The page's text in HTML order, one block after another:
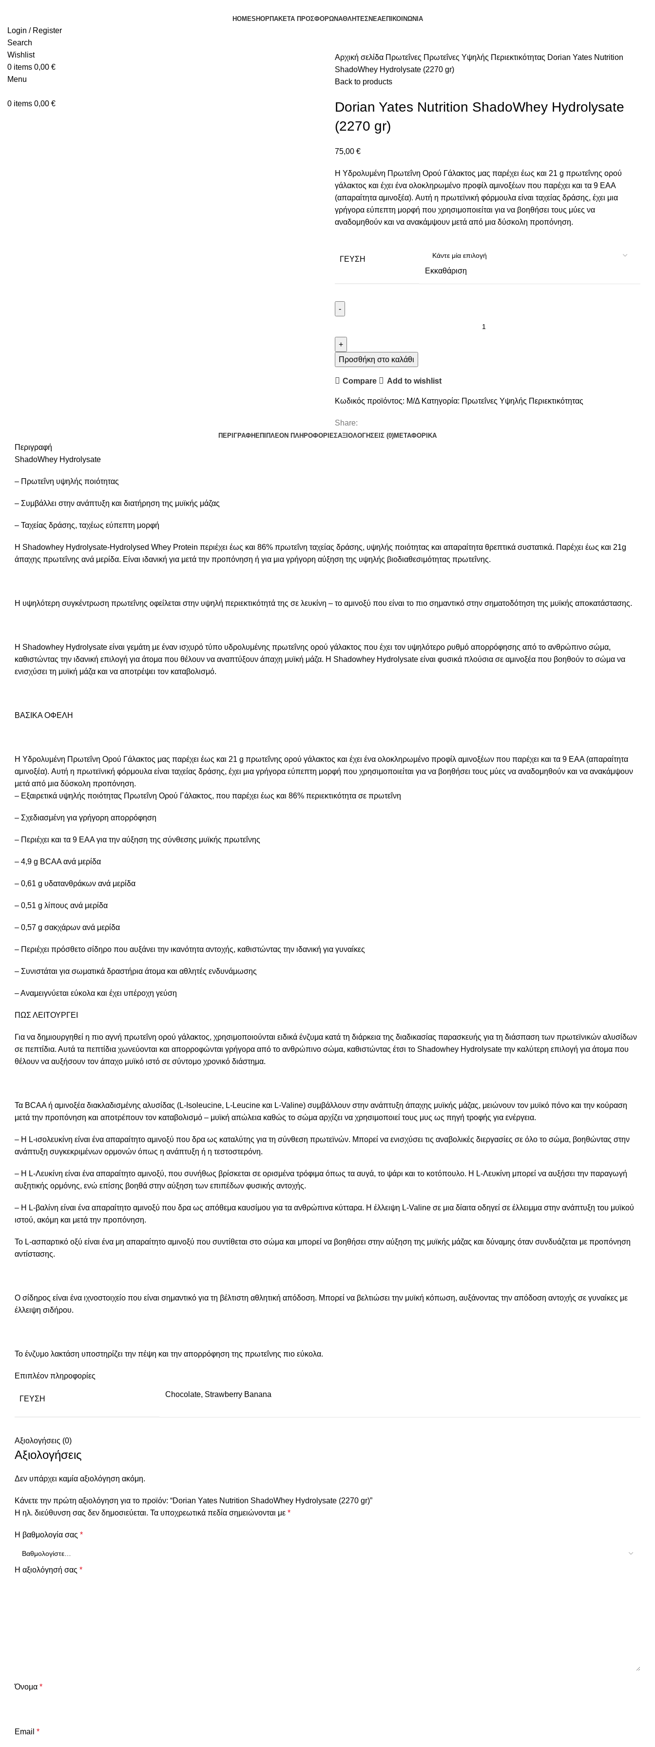
HOMESHOPΠΑΚΕΤΑ ΠΡΟΣΦΟΡΩΝΑΘΛΗΤΕΣΝΕΑΕΠΙΚΟΙΝΩΝΙΑ
Login / Register
Search
Wishlist
0 items 0,00 €
Menu
0 items 0,00 €
Αρχική σελίδα Πρωτεΐνες Πρωτεΐνες Υψηλής Περιεκτικότητας Dorian Yates Nutrition
ShadoWhey Hydrolysate (2270 gr)
Back to products
Dorian Yates Nutrition ShadoWhey Hydrolysate
(2270 gr)
75,00 €
Η Υδρολυμένη Πρωτεΐνη Ορού Γάλακτος μας παρέχει έως και 21 g πρωτεΐνης ορού
γάλακτος και έχει ένα ολοκληρωμένο προφίλ αμινοξέων που παρέχει και τα 9 EAA
(απαραίτητα αμινοξέα). Αυτή η πρωτεϊνική φόρμουλα είναι ταχείας δράσης, έχει μια
γρήγορα εύπεπτη μορφή που χρησιμοποιείται για να βοηθήσει τους μύες να
αναδομηθούν και να ανακάμψουν μετά από μια δύσκολη προπόνηση.
ΓΕΥΣΗ
Εκκαθάριση
Προσθήκη στο καλάθι
Compare Add to wishlist
Κωδικός προϊόντος: Μ/Δ Κατηγορία: Πρωτεΐνες Υψηλής Περιεκτικότητας
Share:
ΠΕΡΙΓΡΑΦΉ ΕΠΙΠΛΈΟΝ ΠΛΗΡΟΦΟΡΊΕΣΑΞΙΟΛΟΓΉΣΕΙΣ (0)ΜΕΤΑΦΟΡΙΚΑ
Περιγραφή
ShadoWhey Hydrolysate
– Πρωτεΐνη υψηλής ποιότητας
– Συμβάλλει στην ανάπτυξη και διατήρηση της μυϊκής μάζας
– Ταχείας δράσης, ταχέως εύπεπτη μορφή
Η Shadowhey Hydrolysate-Hydrolysed Whey Protein περιέχει έως και 86% πρωτεΐνη ταχείας δράσης, υψηλής ποιότητας και απαραίτητα θρεπτικά συστατικά. Παρέχει έως και 21g
άπαχης πρωτεΐνης ανά μερίδα. Είναι ιδανική για μετά την προπόνηση ή για μια γρήγορη αύξηση της υψηλής βιοδιαθεσιμότητας πρωτεΐνης.
Η υψηλότερη συγκέντρωση πρωτεΐνης οφείλεται στην υψηλή περιεκτικότητά της σε λευκίνη – το αμινοξύ που είναι το πιο σημαντικό στην σηματοδότηση της μυϊκής αποκατάστασης.
Η Shadowhey Hydrolysate είναι γεμάτη με έναν ισχυρό τύπο υδρολυμένης πρωτεΐνης ορού γάλακτος που έχει τον υψηλότερο ρυθμό απορρόφησης από το ανθρώπινο σώμα,
καθιστώντας την ιδανική επιλογή για άτομα που θέλουν να αναπτύξουν άπαχη μυϊκή μάζα. Η Shadowhey Hydrolysate είναι φυσικά πλούσια σε αμινοξέα που βοηθούν το σώμα να
ενισχύσει τη μυϊκή μάζα και να αποτρέψει τον καταβολισμό.
ΒΑΣΙΚΑ ΟΦΕΛΗ
Η Υδρολυμένη Πρωτεΐνη Ορού Γάλακτος μας παρέχει έως και 21 g πρωτεΐνης ορού γάλακτος και έχει ένα ολοκληρωμένο προφίλ αμινοξέων που παρέχει και τα 9 EAA (απαραίτητα
αμινοξέα). Αυτή η πρωτεϊνική φόρμουλα είναι ταχείας δράσης, έχει μια γρήγορα εύπεπτη μορφή που χρησιμοποιείται για να βοηθήσει τους μύες να αναδομηθούν και να ανακάμψουν
μετά από μια δύσκολη προπόνηση.
– Εξαιρετικά υψηλής ποιότητας Πρωτεΐνη Ορού Γάλακτος, που παρέχει έως και 86% περιεκτικότητα σε πρωτεΐνη
– Σχεδιασμένη για γρήγορη απορρόφηση
– Περιέχει και τα 9 EAA για την αύξηση της σύνθεσης μυϊκής πρωτεΐνης
– 4,9 g BCAA ανά μερίδα
– 0,61 g υδατανθράκων ανά μερίδα
– 0,51 g λίπους ανά μερίδα
– 0,57 g σακχάρων ανά μερίδα
– Περιέχει πρόσθετο σίδηρο που αυξάνει την ικανότητα αντοχής, καθιστώντας την ιδανική για γυναίκες
– Συνιστάται για σωματικά δραστήρια άτομα και αθλητές ενδυνάμωσης
– Αναμειγνύεται εύκολα και έχει υπέροχη γεύση
ΠΩΣ ΛΕΙΤΟΥΡΓΕΙ
Για να δημιουργηθεί η πιο αγνή πρωτεΐνη ορού γάλακτος, χρησιμοποιούνται ειδικά ένζυμα κατά τη διάρκεια της διαδικασίας παρασκευής για τη διάσπαση των πρωτεϊνικών αλυσίδων
σε πεπτίδια. Αυτά τα πεπτίδια χωνεύονται και απορροφώνται γρήγορα από το ανθρώπινο σώμα, καθιστώντας έτσι το Shadowhey Hydrolysate την καλύτερη επιλογή για άτομα που
θέλουν να αυξήσουν τον άπαχο μυϊκό ιστό σε σύντομο χρονικό διάστημα.
Τα BCAA ή αμινοξέα διακλαδισμένης αλυσίδας (L-Isoleucine, L-Leucine και L-Valine) συμβάλλουν στην ανάπτυξη άπαχης μυϊκής μάζας, μειώνουν τον μυϊκό πόνο και την κούραση
μετά την προπόνηση και αποτρέπουν τον καταβολισμό – μυϊκή απώλεια καθώς το σώμα αρχίζει να χρησιμοποιεί τους μυς ως πηγή τροφής για ενέργεια.
– Η L-ισολευκίνη είναι ένα απαραίτητο αμινοξύ που δρα ως καταλύτης για τη σύνθεση πρωτεϊνών. Μπορεί να ενισχύσει τις αναβολικές διεργασίες σε όλο το σώμα, βοηθώντας στην
ανάπτυξη συγκεκριμένων ορμονών όπως η ανάπτυξη ή η τεστοστερόνη.
– Η L-Λευκίνη είναι ένα απαραίτητο αμινοξύ, που συνήθως βρίσκεται σε ορισμένα τρόφιμα όπως τα αυγά, το ψάρι και το κοτόπουλο. Η L-Λευκίνη μπορεί να αυξήσει την παραγωγή
αυξητικής ορμόνης, ενώ επίσης βοηθά στην αύξηση των επιπέδων φυσικής αντοχής.
– Η L-βαλίνη είναι ένα απαραίτητο αμινοξύ που δρα ως απόθεμα καυσίμου για τα ανθρώπινα κύτταρα. Η έλλειψη L-Valine σε μια δίαιτα οδηγεί σε έλλειμμα στην ανάπτυξη του μυϊκού
ιστού, ακόμη και μετά την προπόνηση.
Το L-ασπαρτικό οξύ είναι ένα μη απαραίτητο αμινοξύ που συντίθεται στο σώμα και μπορεί να βοηθήσει στην αύξηση της μυϊκής μάζας και δύναμης όταν συνδυάζεται με προπόνηση
αντίστασης.
Ο σίδηρος είναι ένα ιχνοστοιχείο που είναι σημαντικό για τη βέλτιστη αθλητική απόδοση. Μπορεί να βελτιώσει την μυϊκή κόπωση, αυξάνοντας την απόδοση αντοχής σε γυναίκες με
έλλειψη σιδήρου.
Το ένζυμο λακτάση υποστηρίζει την πέψη και την απορρόφηση της πρωτεΐνης πιο εύκολα.
Επιπλέον πληροφορίες
ΓΕΥΣΗ
Chocolate, Strawberry Banana
Αξιολογήσεις (0)
Αξιολογήσεις
Δεν υπάρχει καμία αξιολόγηση ακόμη.
Κάνετε την πρώτη αξιολόγηση για το προϊόν: “Dorian Yates Nutrition ShadoWhey Hydrolysate (2270 gr)”
Η ηλ. διεύθυνση σας δεν δημοσιεύεται. Τα υποχρεωτικά πεδία σημειώνονται με *
Η βαθμολογία σας *
Η αξιολόγησή σας *
Όνομα *
Email *